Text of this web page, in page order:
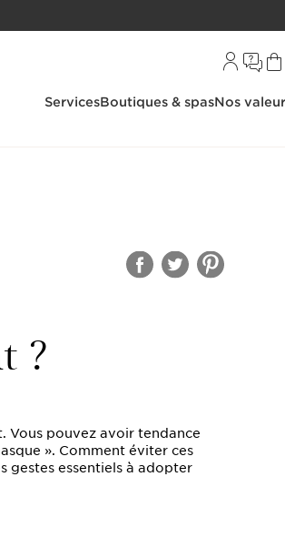
ServicesBoutiques & spasNos
?
Vous pouvez avoir tendance
». Comment éviter ces
gestes essentiels à adopter